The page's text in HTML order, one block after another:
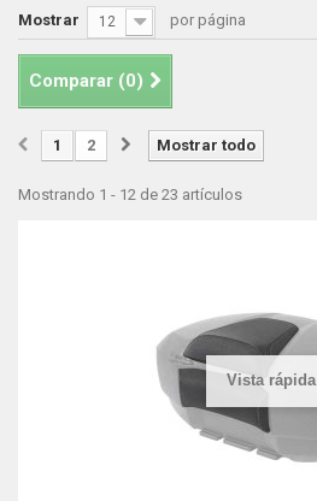
Mostrar 12 por página
Comparar (0)
Mostrar todo
1 2
Mostrando 1 - 12 de 23 artículos
Vista rápida